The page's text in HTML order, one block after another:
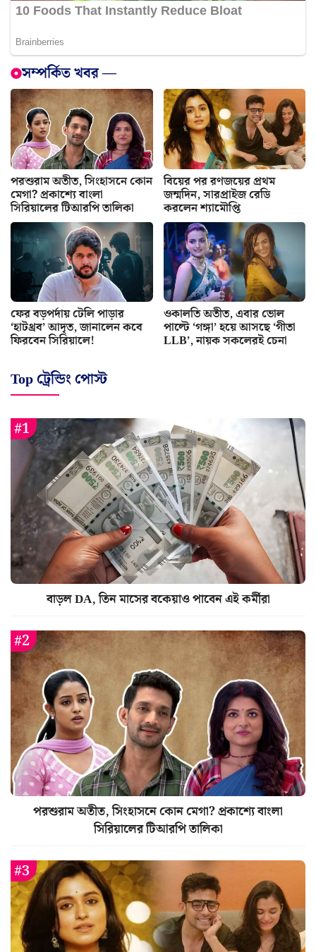
সম্পর্কিত খবর —
পরশুরাম অতীত, সিংহাসনে কোন
মেগা? প্রকাশ্যে বাংলা
সিরিয়ালের টিআরপি তালিকা
বিয়ের পর রণজয়ের প্রথম
জন্মদিন, সারপ্রাইজ রেডি
করলেন শ্যামৌপ্তি
ফের বড়পর্দায় টেলি পাড়ার
‘হাটথ্রব’ আদৃত, জানালেন কবে
ফিরবেন সিরিয়ালে!
ওকালতি অতীত, এবার ভোল
পাল্টে ‘গঙ্গা’ হয়ে আসছে ‘গীতা
LLB’, নায়ক সকলেরই চেনা
Top ট্রেন্ডিং পোস্ট
বাড়ল DA, তিন মাসের বকেয়াও পাবেন এই কর্মীরা
পরশুরাম অতীত, সিংহাসনে কোন মেগা? প্রকাশ্যে বাংলা
সিরিয়ালের টিআরপি তালিকা